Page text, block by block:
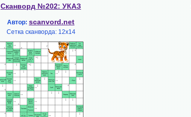
Сканворд №202: УКАЗ
Автор: scanvord.net
Сетка сканворда: 12х14